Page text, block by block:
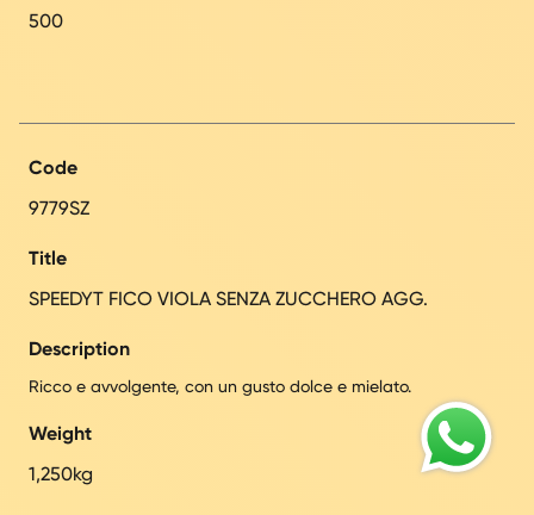
500
Code
9779SZ
Title
SPEEDYT FICO VIOLA SENZA ZUCCHERO AGG.
Description
Ricco e avvolgente, con un gusto dolce e mielato.
Weight
1,250kg